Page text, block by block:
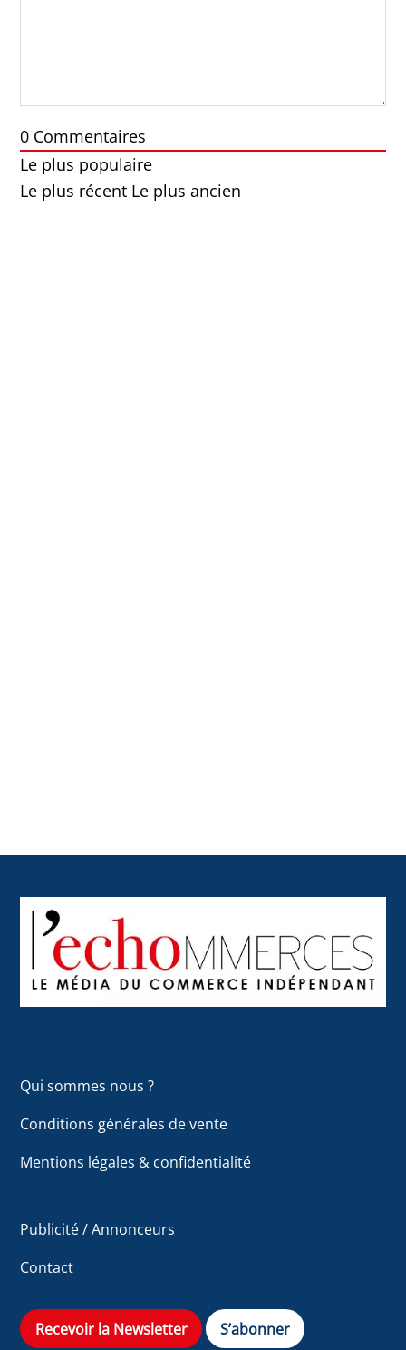
0 Commentaires
Le plus populaire
Le plus récent Le plus ancien
To
Top
Qui sommes nous ?
Conditions générales de vente
Mentions légales & confidentialité
Publicité / Annonceurs
Contact
Recevoir la Newsletter S’abonner